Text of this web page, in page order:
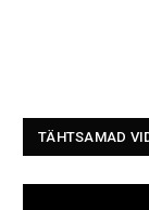
TÄHTSAMAD